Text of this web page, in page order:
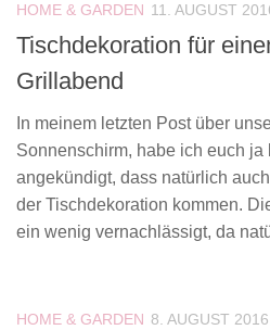
HOME & GARDEN 11. AUGUST
Tischdekoration für
Grillabend
In meinem letzten Post über
Sonnenschirm, habe ich euch ja
angekündigt, dass natürlich
der Tischdekoration kommen.
ein wenig vernachlässigt, da
HOME & GARDEN 8. AUGUST 2016